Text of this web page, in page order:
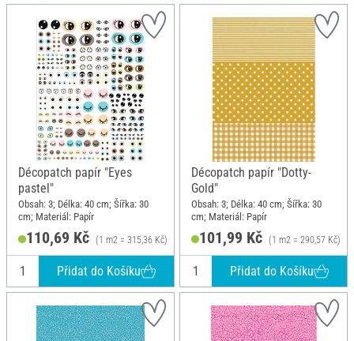
Décopatch papír "Eyes
pastel"
Obsah: 3; Délka: 40 cm; Šířka: 30
cm; Materiál: Papír
110,69 Kč (1 m2 = 315,36 Kč)
Přidat do Košíku
Décopatch papír "Dotty-
Gold"
Obsah: 3; Délka: 40 cm; Šířka: 30
cm; Materiál: Papír
101,99 Kč (1 m2 = 290,57 Kč)
Přidat do Košíku